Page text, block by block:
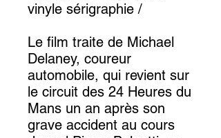
vinyle sérigraphie /
Le film traite de Michael
Delaney, coureur
automobile, qui revient sur
le circuit des 24 Heures du
Mans un an après son
grave accident au cours